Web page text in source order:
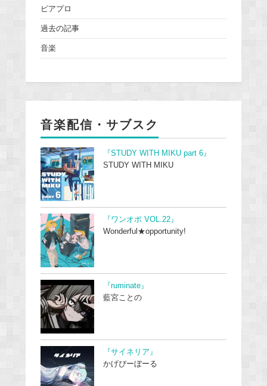
ピアプロ
過去の記事
音楽
音楽配信・サブスク
『STUDY WITH MIKU part 6』
STUDY WITH MIKU
『ワンオポ VOL.22』
Wonderful★opportunity!
『ruminate』
藍宮ことの
『サイネリア』
かげぴーぼーる